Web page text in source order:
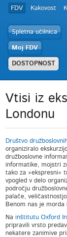
FDV Kakovost
Spletna učilnica
Moj FDV
DOSTOPNOST
Vtisi iz
Londonu
Društvo
organiziralo
družboslovne
informatike, mojstri
tako za »ekspresni«
vpogled v delo
področju
palače,
Benom nas je
Na inštitutu Oxford
pripravili vrsto
nekatere zanimive